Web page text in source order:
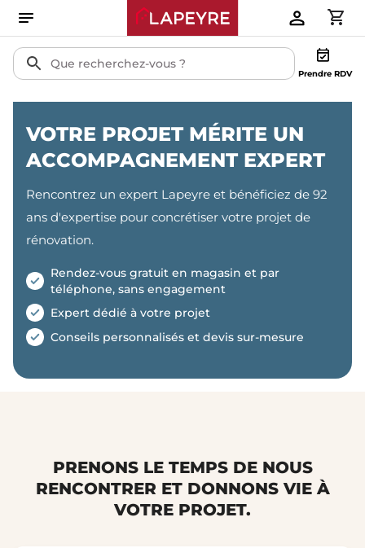
Prendre RDV
VOTRE PROJET MÉRITE UN
ACCOMPAGNEMENT EXPERT
Rencontrez un expert Lapeyre et bénéficiez de 92
ans d'expertise pour concrétiser votre projet de
rénovation.
Rendez-vous gratuit en magasin et par
téléphone, sans engagement
Expert dédié à votre projet
Conseils personnalisés et devis sur-mesure
PRENONS LE TEMPS DE NOUS
RENCONTRER ET DONNONS VIE À
VOTRE PROJET.